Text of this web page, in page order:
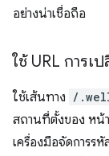
อย่างน่าเชื่อถือ
ใช้ URL การ
ใช้เส้นทาง /
สถานที่ตั้งของ หน้
เครื่องมือจัดการร